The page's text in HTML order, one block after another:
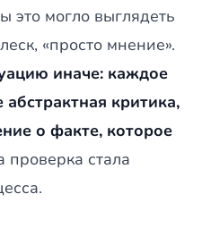
это могло выглядеть
«просто мнение».
иначе: каждое
критика,
о факте, которое
проверка стала